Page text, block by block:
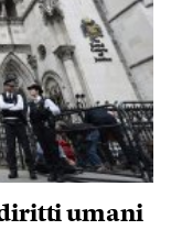
umani